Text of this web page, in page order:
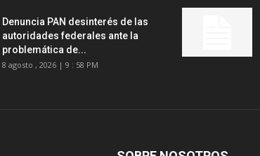
Denuncia PAN desinterés de las
autoridades federales ante la
problemática de...
8 agosto , 2026 | 9 : 58 PM